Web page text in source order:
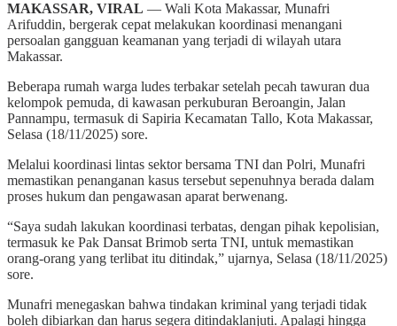
MAKASSAR, VIRAL — Wali Kota Makassar, Munafri
Arifuddin, bergerak cepat melakukan koordinasi menangani
persoalan gangguan keamanan yang terjadi di wilayah utara
Makassar.
Beberapa rumah warga ludes terbakar setelah pecah tawuran dua
kelompok pemuda, di kawasan perkuburan Beroangin, Jalan
Pannampu, termasuk di Sapiria Kecamatan Tallo, Kota Makassar,
Selasa (18/11/2025) sore.
Melalui koordinasi lintas sektor bersama TNI dan Polri, Munafri
memastikan penanganan kasus tersebut sepenuhnya berada dalam
proses hukum dan pengawasan aparat berwenang.
“Saya sudah lakukan koordinasi terbatas, dengan pihak kepolisian,
termasuk ke Pak Dansat Brimob serta TNI, untuk memastikan
orang-orang yang terlibat itu ditindak,” ujarnya, Selasa (18/11/2025)
sore.
Munafri menegaskan bahwa tindakan kriminal yang terjadi tidak
boleh dibiarkan dan harus segera ditindaklanjuti. Apalagi hingga